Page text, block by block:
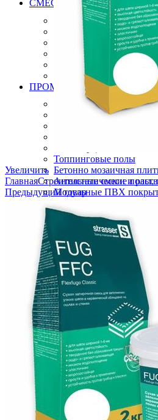
СМЕСИ РАСТВОРЫ ДЛЯ
Клей для брусчатки
Затирка для брусчатки
Клей и затирка для
Затирка для плит
Дренажный раствор для
Вяжущие для камня
ПРОМЫШЛЕННЫЕ ПОЛЫ
Эпоксидные полы
Полиуретановые полы
Топпинговые полы
Бетонно мозаичная
Антистатические полы,
Модульные ПВХ
Краски
Готовые решения
ОБОРУДОВАНИЕ
Алмазный инструмент
Виброрейки
Инструмент для
Инструмент для
Машины затирочные и
Машины шлифовальные
Тележки для топпинга
ГИДРОИЗОЛЯЦИЯ
Полиуретановая
Битумно полимерная
Цементная
Акриловая
ПВХ мембрана
Готовые решения
ФАСАДНЫЕ СИСТЕМЫ
Увеличить
ГлавнаяСтроительные смеси и
Предыдущий товар